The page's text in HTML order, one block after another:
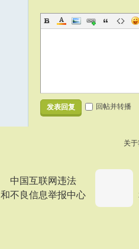
发表回复 回帖并转播
关
中国互联网违法
和不良信息举报中心